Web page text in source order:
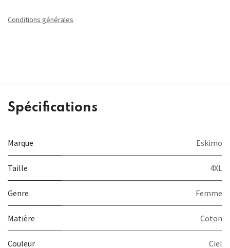
Conditions générales
Spécifications
Marque Eskimo
Taille 4XL
Genre Femme
Matière Coton
Couleur Ciel